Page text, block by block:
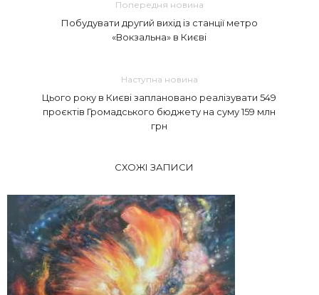
Попередня новина
Побудувати другий вихід із станції метро
«Вокзальна» в Києві
Наступна новина
Цього року в Києві заплановано реалізувати 549
проєктів Громадського бюджету на суму 159 млн
грн
СХОЖІ ЗАПИСИ